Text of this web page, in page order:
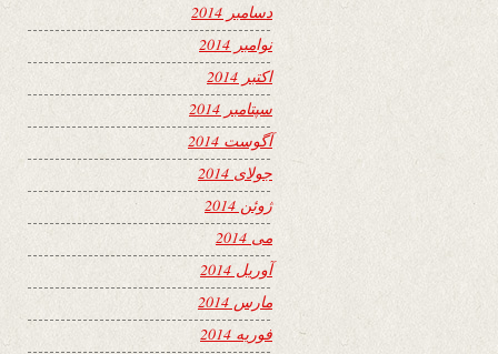
دسامبر 2014
نوامبر 2014
اکتبر 2014
سپتامبر 2014
آگوست 2014
جولای 2014
ژوئن 2014
می 2014
آوریل 2014
مارس 2014
فوریه 2014